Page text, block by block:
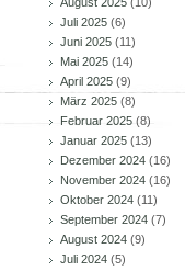
Juli 2025 (6)
Juni 2025 (11)
Mai 2025 (14)
April 2025 (9)
März 2025 (8)
Februar 2025 (8)
Januar 2025 (13)
Dezember 2024 (16)
November 2024 (16)
Oktober 2024 (11)
September 2024 (7)
August 2024 (9)
Juli 2024 (5)